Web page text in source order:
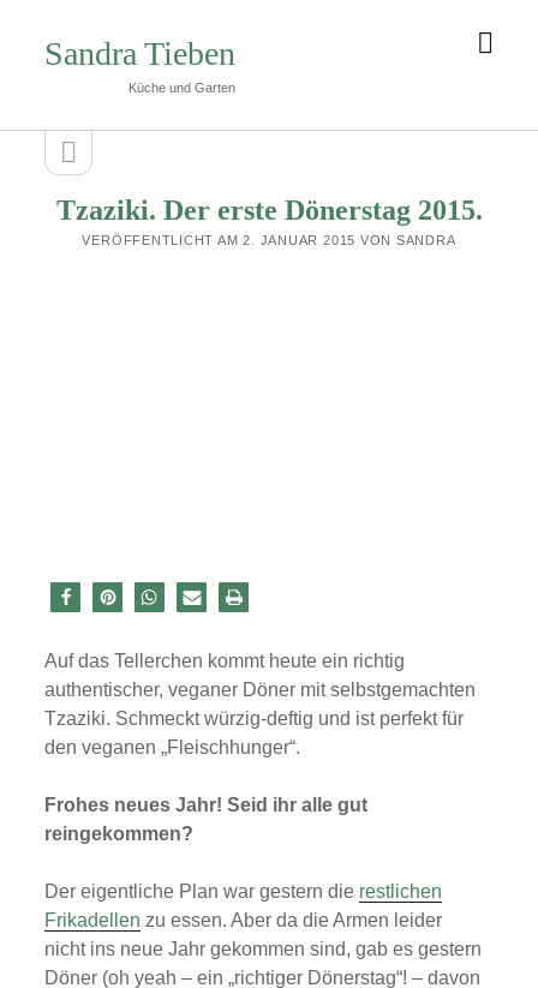
Sandra Tieben
Küche und Garten
Seitenleiste
Seitenleiste
öffnen
Tzaziki. Der erste Dönerstag 2015.
VERÖFFENTLICHT AM 2. JANUAR 2015 VON SANDRA
Auf das Tellerchen kommt heute ein richtig
authentischer, veganer Döner mit selbstgemachten
Tzaziki. Schmeckt würzig-deftig und ist perfekt für
den veganen „Fleischhunger“.
Frohes neues Jahr! Seid ihr alle gut
reingekommen?
Der eigentliche Plan war gestern die restlichen
Frikadellen zu essen. Aber da die Armen leider
nicht ins neue Jahr gekommen sind, gab es gestern
Döner (oh yeah – ein „richtiger Dönerstag“! – davon